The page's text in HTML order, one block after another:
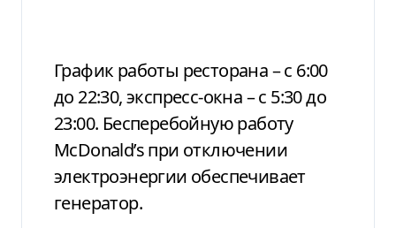
График работы ресторана – с 6:00
до 22:30, экспресс-окна – с 5:30 до
23:00. Бесперебойную работу
McDonald’s при отключении
электроэнергии обеспечивает
генератор.